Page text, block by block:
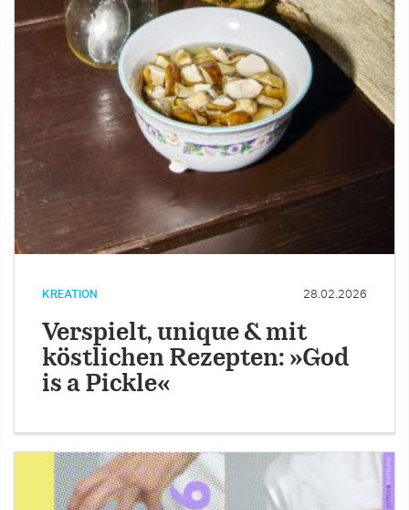
KREATION 28.02.2026
Verspielt, unique & mit
köstlichen Rezepten: »God
is a Pickle«